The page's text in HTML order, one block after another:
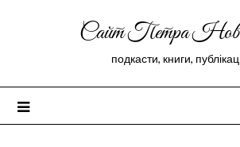
Сайт Петра
подкасти, книги,